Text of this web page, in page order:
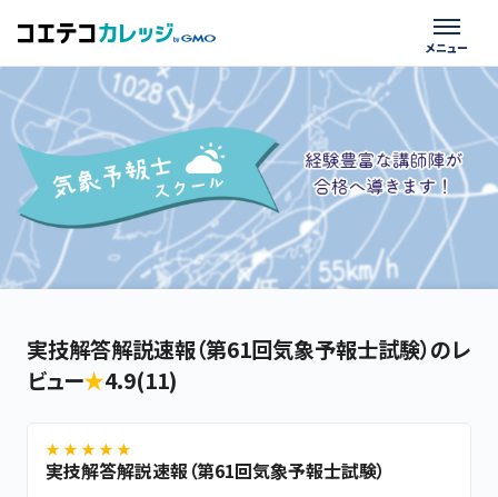
実技解答解説速報（第61回気象予報士試験）のレ
ビュー★4.9(11)
★ ★ ★ ★ ★
実技解答解説速報（第61回気象予報士試験）